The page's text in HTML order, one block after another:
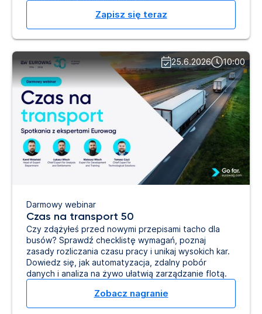
Zapisz się teraz
Darmowy webinar
Czas na transport 50
Czy zdążyłeś przed nowymi przepisami tacho dla
busów? Sprawdź checklistę wymagań, poznaj
zasady rozliczania czasu pracy i unikaj wysokich kar.
Dowiedz się, jak automatyzacja, zdalny pobór
danych i analiza na żywo ułatwią zarządzanie flotą.
Zobacz nagranie
25.6.2026 10:00